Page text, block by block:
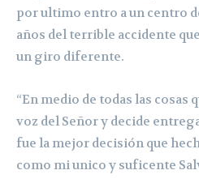
por ultimo entro a un centro
años del terrible accidente
un giro diferente.
“En medio de todas las cosas
voz del Señor y decide
fue la mejor decisión que
como mi unico y suficente